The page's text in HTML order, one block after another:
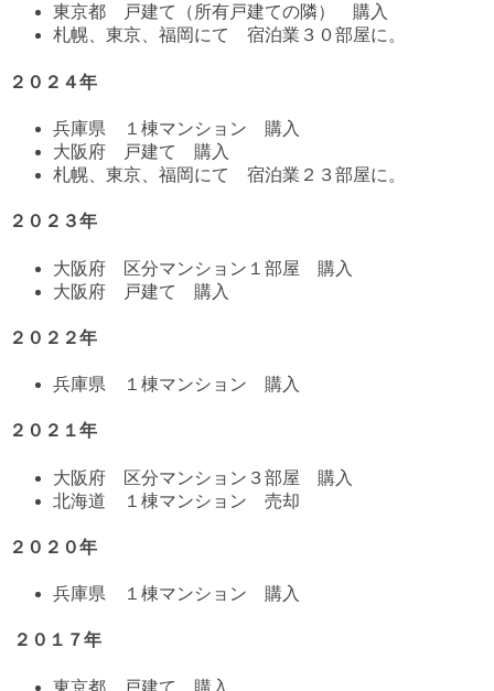
東京都 戸建て（所有戸建ての隣） 購入
札幌、東京、福岡にて 宿泊業３０部屋に。
２０２４年
兵庫県 １棟マンション 購入
大阪府 戸建て 購入
札幌、東京、福岡にて 宿泊業２３部屋に。
２０２３年
大阪府 区分マンション１部屋 購入
大阪府 戸建て 購入
２０２２年
兵庫県 １棟マンション 購入
２０２１年
大阪府 区分マンション３部屋 購入
北海道 １棟マンション 売却
２０２０年
兵庫県 １棟マンション 購入
２０１７年
東京都 戸建て 購入